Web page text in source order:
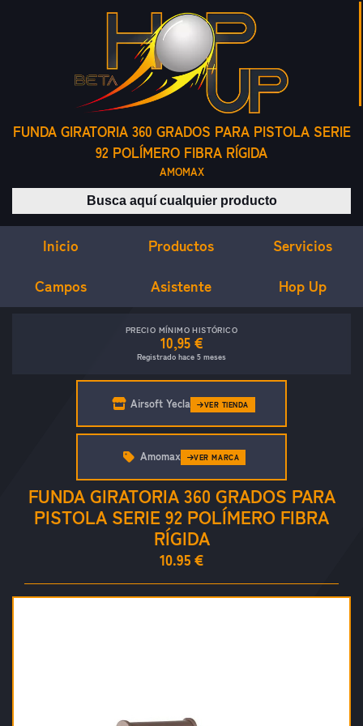
FUNDA GIRATORIA 360 GRADOS PARA PISTOLA SERIE
92 POLÍMERO FIBRA RÍGIDA
AMOMAX
Buscar productos
Inicio Productos Servicios
Campos Asistente Hop Up
PRECIO MÍNIMO HISTÓRICO
10,95 €
Registrado hace 5 meses
Airsoft Yecla VER TIENDA
FUNDA GIRATORIA 360 GRADOS PARA
PISTOLA SERIE 92 POLÍMERO FIBRA
RÍGIDA
10.95 €
Amomax VER MARCA